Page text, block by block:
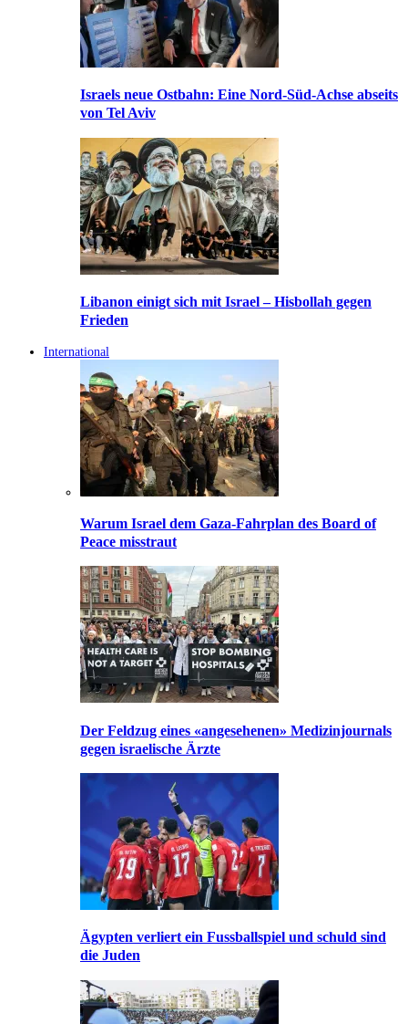
Israels neue Ostbahn: Eine Nord-Süd-Achse abseits
von Tel Aviv
Libanon einigt sich mit Israel – Hisbollah gegen
Frieden
International
Warum Israel dem Gaza-Fahrplan des Board of
Peace misstraut
Der Feldzug eines «angesehenen» Medizinjournals
gegen israelische Ärzte
Ägypten verliert ein Fussballspiel und schuld sind
die Juden